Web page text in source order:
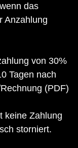
das
Anzahlung
von 30%
Tagen nach
(PDF)
keine Zahlung
storniert.